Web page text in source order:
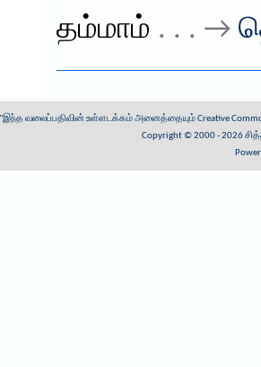
தம்மாம் . . . →
"இந்த வலைப்பதிவின் உள்ளடக்கம் அனைத்தையும்Creative
Copyright © 2000 - 2026